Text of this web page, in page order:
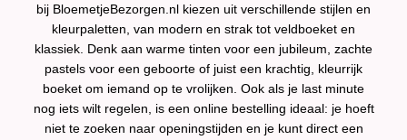
bij BloemetjeBezorgen.nl kiezen uit verschillende stijlen en
kleurpaletten, van modern en strak tot veldboeket en
klassiek. Denk aan warme tinten voor een jubileum, zachte
pastels voor een geboorte of juist een krachtig, kleurrijk
boeket om iemand op te vrolijken. Ook als je last minute
nog iets wilt regelen, is een online bestelling ideaal: je hoeft
niet te zoeken naar openingstijden en je kunt direct een